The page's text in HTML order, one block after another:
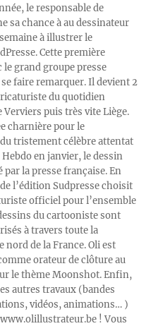
le responsable de
sa chance à au dessinateur
à illustrer le
Cette première
le grand groupe presse
faire remarquer. Il devient 2
du quotidien
Verviers puis très vite Liège.
charnière pour le
tristement célèbre attentat
en janvier, le dessin
par la presse française. En
l’édition Sudpresse choisit
officiel pour l’ensemble
du cartooniste sont
à travers toute la
nord de la France. Oli est
orateur de clôture au
le thème Moonshot. Enfin,
autres travaux (bandes
vidéos, animations… )
! Vous